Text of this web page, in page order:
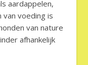
aardappelen,
voeding is
van nature
afhankelijk